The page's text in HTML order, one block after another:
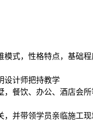
式，性格特点，基础
设计师把持教学
餐饮、办公、酒店会
并带领学员亲临施工现